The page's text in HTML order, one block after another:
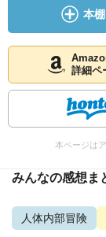
本
詳細ペ
本ページは
みんなの感想ま
人体内部冒険